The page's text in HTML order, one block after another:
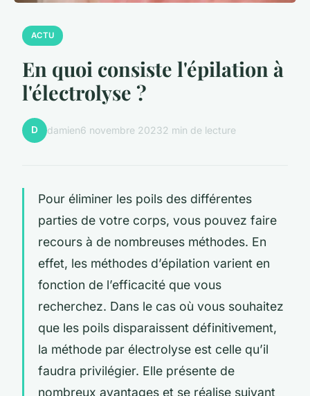
ACTU
En quoi consiste l'épilation à
l'électrolyse ?
D damien6 novembre 20232 min de lecture
Pour éliminer les poils des différentes
parties de votre corps, vous pouvez faire
recours à de nombreuses méthodes. En
effet, les méthodes d’épilation varient en
fonction de l’efficacité que vous
recherchez. Dans le cas où vous souhaitez
que les poils disparaissent définitivement,
la méthode par électrolyse est celle qu’il
faudra privilégier. Elle présente de
nombreux avantages et se réalise suivant